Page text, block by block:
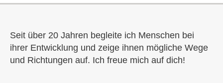
Seit über 20 Jahren begleite ich Menschen bei
ihrer Entwicklung und zeige ihnen mögliche Wege
und Richtungen auf. Ich freue mich auf dich!